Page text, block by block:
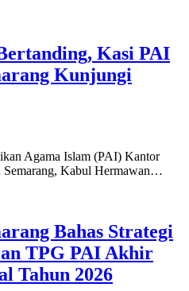
Kasi PAI
Kunjungi
Agama Islam (PAI) Kantor
Semarang, Kabul Hermawan…
Bahas Strategi
TPG PAI Akhir
Tahun 2026